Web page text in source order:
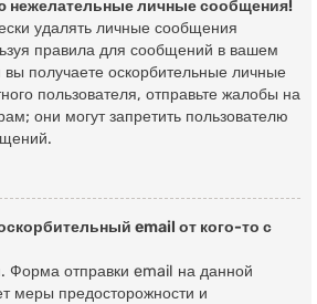
нежелательные личные сообщения!
удалять личные сообщения
правила для сообщений в вашем
получаете оскорбительные личные
пользователя, отправьте жалобы на
они могут запретить пользователю
email от кого-то с
отправки email на данной
меры предосторожности и